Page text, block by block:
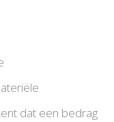
dat een bedrag